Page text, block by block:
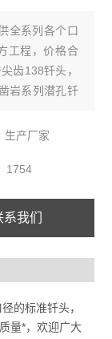
全系列各个口
工程，价格合
齿138钎头，
岩系列潜孔钎
250钻头
生产厂家
1754
系我们
的标准钎头，
量*，欢迎广大